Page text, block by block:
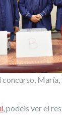
concurso, María,
, podéis ver el